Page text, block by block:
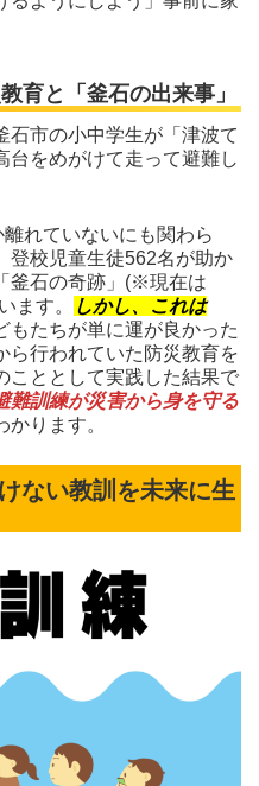
育と「釜石の出来事」
石市の小中学生が「津波て
台をめがけて走って避難し
れていないにも関わら
登校児童生徒562名が助か
釜石の奇跡」(※現在は
ます。
しかし、これは
もたちが単に運が良かった
ら行われていた防災教育を
こととして実践した結果で
難訓練が災害から身を守る
かります。
ない教訓を未来に生